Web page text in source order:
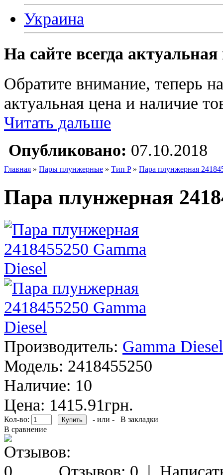
Украина
На сайте всегда
Обратите внимание, теперь
актуальная цена и наличие
Читать дальше
Опубликовано: 07.10.2018
Главная » Пары плунжерные » Тип P» Пара плунжерная
Пара плунжерная
Производитель: Gamma Diesel
Модель: 2418455250
Наличие: 10
Цена: 1415.91грн.
Кол-во: - или -
В закладки
В сравнение
Отзывов: 0 |